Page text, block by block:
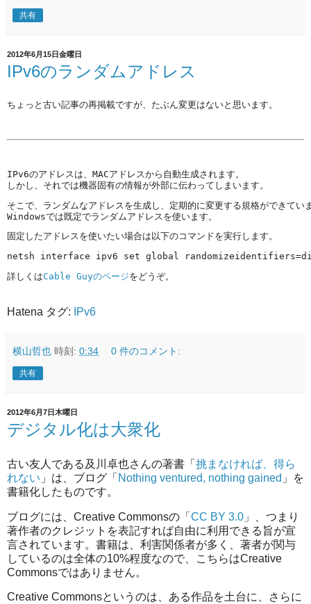
共有
2012年6月15日金曜日
IPv6のランダムアドレス
ちょっと古い記事の再掲載ですが、たぶん変更はないと思います。
IPv6のアドレスは、MACアドレスから自動生成されます。
しかし、それでは機器固有の情報が外部に伝わってしまいます。
そこで、ランダムなアドレスを生成し、定期的に変更する規格ができてい
Windowsでは既定でランダムアドレスを使います。
固定したアドレスを使いたい場合は以下のコマンドを実行します。
netsh interface ipv6 set global
詳しくはCable Guyのページをどうぞ。
Hatena タグ: IPv6
横山哲也 時刻: 0:34 0 件のコメント:
共有
2012年6月7日木曜日
デジタル化は大衆化
古い友人である及川卓也さんの著書「 挑まなければ、得ら
れない 」は、ブログ「 Nothing ventured, nothing gained 」を
書籍化したものです。
ブログには、Creative Commonsの「 CC BY 3.0 」、つまり
著作者のクレジットを表記すれば自由に利用できる旨が宣
言されています。書籍は、利害関係者が多く、著者が関与
しているのは全体の10%程度なので、こちらはCreative
Commonsではありません。
Creative Commonsというのは、ある作品を土台に、さらに